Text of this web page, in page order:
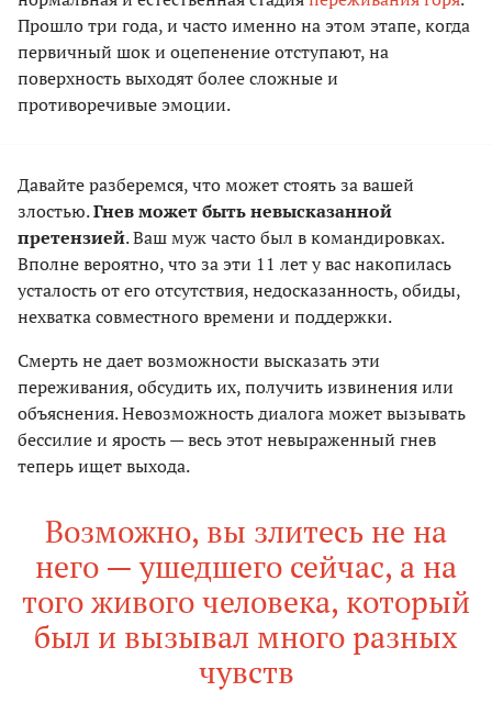
Прошло три года, и часто именно на этом этапе, когда
первичный шок и оцепенение отступают, на
поверхность выходят более сложные и
противоречивые эмоции.
Давайте разберемся, что может стоять за вашей
злостью.Гнев может быть невысказанной
претензией. Ваш муж часто был в командировках.
Вполне вероятно, что за эти 11 лет у вас накопилась
усталость от его отсутствия, недосказанность, обиды,
нехватка совместного времени и поддержки.
Смерть не дает возможности высказать эти
переживания, обсудить их, получить извинения или
объяснения. Невозможность диалога может вызывать
бессилие и ярость — весь этот невыраженный гнев
теперь ищет выхода.
Возможно, вы злитесь не на
него — ушедшего сейчас, а на
того живого человека, который
был и вызывал много разных
чувств